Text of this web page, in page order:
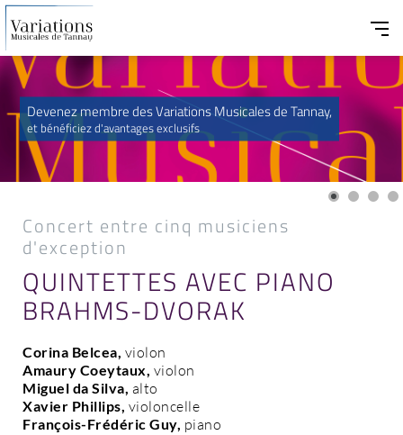
Devenez membre des Variations Musicales de Tannay,
et bénéficiez d'avantages exclusifs
Concert entre cinq musiciens
d'exception
QUINTETTES AVEC PIANO
BRAHMS-DVORAK
Corina Belcea, violon
Amaury Coeytaux, violon
Miguel da Silva, alto
Xavier Phillips, violoncelle
François-Frédéric Guy, piano